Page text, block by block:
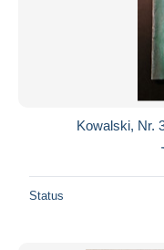
Kowalski, Nr.
Status